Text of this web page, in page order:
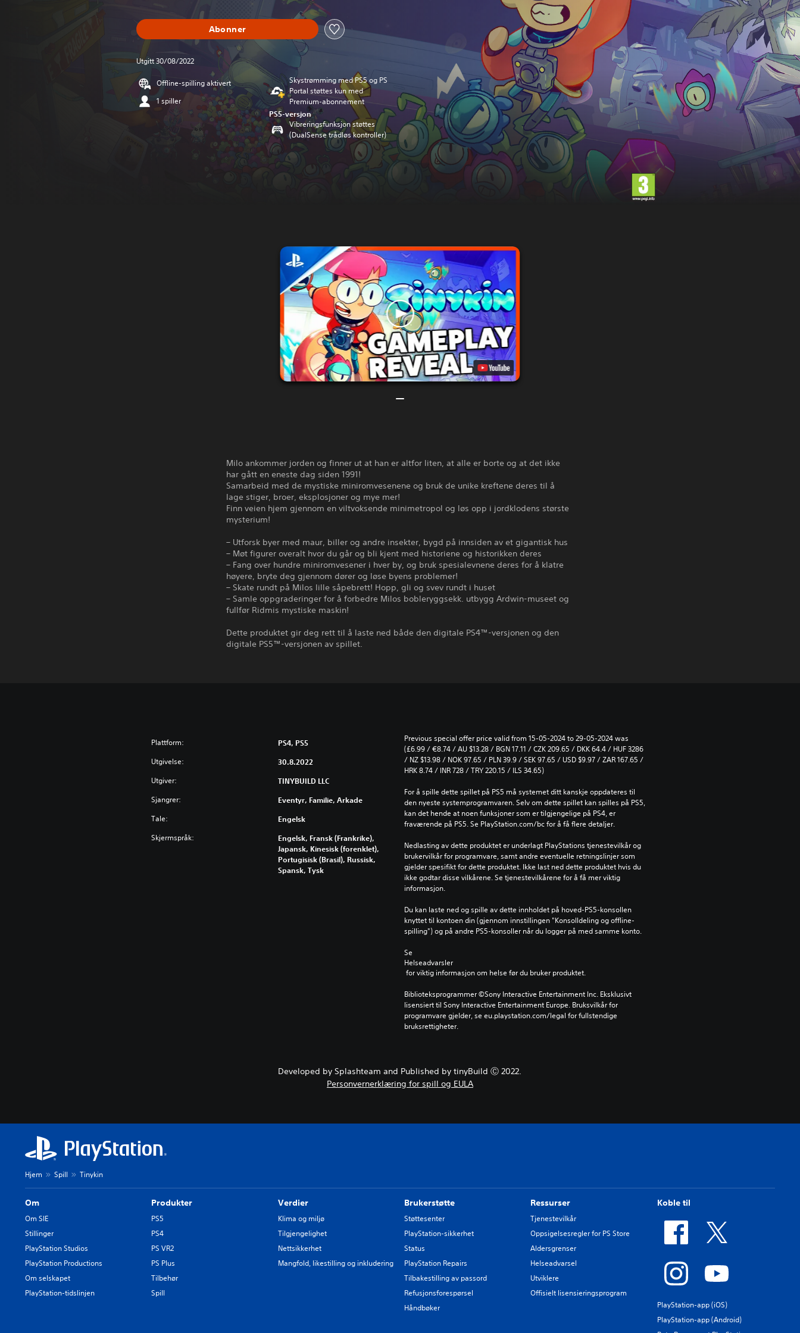
Abonner
Utgitt 30/08/2022
Offline-spilling aktivert
1 spiller
Skystrømming med PS5 og PS
Portal støttes kun med
Premium-abonnement
PS5-versjon
Vibreringsfunksjon støttes
(DualSense trådløs kontroller)
Milo ankommer jorden og finner ut at han er altfor liten, at alle er borte og at det ikke
har gått en eneste dag siden 1991!
Samarbeid med de mystiske miniromvesenene og bruk de unike kreftene deres til å
lage stiger, broer, eksplosjoner og mye mer!
Finn veien hjem gjennom en viltvoksende minimetropol og løs opp i jordklodens største
mysterium!
– Utforsk byer med maur, biller og andre insekter, bygd på innsiden av et gigantisk hus
– Møt figurer overalt hvor du går og bli kjent med historiene og historikken deres
– Fang over hundre miniromvesener i hver by, og bruk spesialevnene deres for å klatre
høyere, bryte deg gjennom dører og løse byens problemer!
– Skate rundt på Milos lille såpebrett! Hopp, gli og svev rundt i huset
– Samle oppgraderinger for å forbedre Milos bobleryggsekk. utbygg Ardwin-museet og
fullfør Ridmis mystiske maskin!
Dette produktet gir deg rett til å laste ned både den digitale PS4™-versjonen og den
digitale PS5™-versjonen av spillet.
Plattform: PS4, PS5
Utgivelse: 30.8.2022
Utgiver: TINYBUILD LLC
Sjangrer: Eventyr, Familie, Arkade
Tale: Engelsk
Skjermspråk:
Engelsk, Fransk (Frankrike),
Japansk, Kinesisk (forenklet),
Portugisisk (Brasil), Russisk,
Spansk, Tysk
Previous special offer price valid from 15-05-2024 to 29-05-2024 was
(£6.99 / €8.74 / AU $13.28 / BGN 17.11 / CZK 209.65 / DKK 64.4 / HUF 3286
/ NZ $13.98 / NOK 97.65 / PLN 39.9 / SEK 97.65 / USD $9.97 / ZAR 167.65 /
HRK 8.74 / INR 728 / TRY 220.15 / ILS 34.65)
For å spille dette spillet på PS5 må systemet ditt kanskje oppdateres til
den nyeste systemprogramvaren. Selv om dette spillet kan spilles på PS5,
kan det hende at noen funksjoner som er tilgjengelige på PS4, er
fraværende på PS5. Se PlayStation.com/bc for å få flere detaljer.
Nedlasting av dette produktet er underlagt PlayStations tjenestevilkår og
brukervilkår for programvare, samt andre eventuelle retningslinjer som
gjelder spesifikt for dette produktet. Ikke last ned dette produktet hvis du
ikke godtar disse vilkårene. Se tjenestevilkårene for å få mer viktig
informasjon.
Du kan laste ned og spille av dette innholdet på hoved-PS5-konsollen
knyttet til kontoen din (gjennom innstillingen "Konsolldeling og offline-
spilling") og på andre PS5-konsoller når du logger på med samme konto.
Se
Helseadvarsler
for viktig informasjon om helse før du bruker produktet.
Biblioteksprogrammer ©Sony Interactive Entertainment Inc. Eksklusivt
lisensiert til Sony Interactive Entertainment Europe. Bruksvilkår for
programvare gjelder, se eu.playstation.com/legal for fullstendige
bruksrettigheter.
Developed by Splashteam and Published by tinyBuild Ⓒ 2022.
Personvernerklæring for spill og EULA
Hjem Spill Tinykin
Om
Om SIE
Stillinger
PlayStation Studios
PlayStation Productions
Om selskapet
PlayStation-tidslinjen
Produkter
PS5
PS4
PS VR2
PS Plus
Tilbehør
Spill
Verdier
Klima og miljø
Tilgjengelighet
Nettsikkerhet
Mangfold, likestilling og inkludering
Brukerstøtte
Støttesenter
PlayStation-sikkerhet
Status
PlayStation Repairs
Tilbakestilling av passord
Refusjonsforespørsel
Håndbøker
Ressurser
Tjenestevilkår
Oppsigelsesregler for PS Store
Aldersgrenser
Helseadvarsel
Utviklere
Offisielt lisensieringsprogram
Koble til
PlayStation-app (iOS)
PlayStation-app (Android)